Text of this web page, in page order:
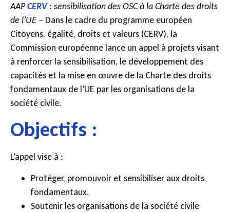
AAPCERV: sensibilisation des OSC à la Charte des droits
de l’UE – Dans le cadre du programme européen
Citoyens, égalité, droits et valeurs (CERV), la
Commission européenne lance un appel à projets visant
à renforcer la sensibilisation, le développement des
capacités et la mise en œuvre de la Charte des droits
fondamentaux de l’UE par les organisations de la
société civile.
Objectifs :
L’appel vise à :
Protéger, promouvoir et sensibiliser aux droits
fondamentaux.
Soutenir les organisations de la société civile